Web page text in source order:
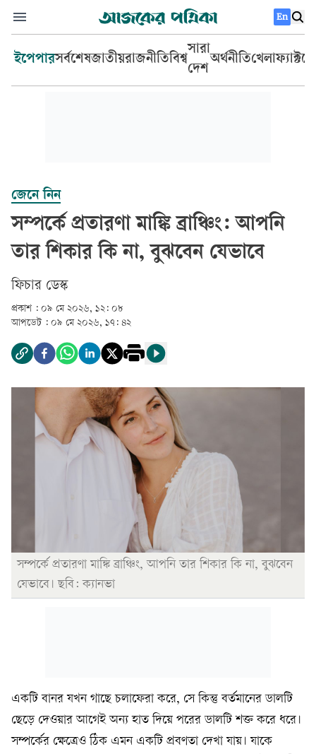
En
ইপেপারসর্বশেষজাতীয়রাজনীতিবিশ্ব
সারা
দেশ
অর্থনীতিখেলা
জেনে নিন
সম্পর্কে প্রতারণা মাঙ্কি ব্রাঞ্চিং: আপনি
তার শিকার কি না, বুঝবেন যেভাবে
ফিচার ডেস্ক
প্রকাশ : ০৯ মে ২০২৬, ১২: ০৮
আপডেট : ০৯ মে ২০২৬, ১৭: ৪২
সম্পর্কে প্রতারণা মাঙ্কি ব্রাঞ্চিং, আপনি তার শিকার কি না, বুঝবেন
যেভাবে। ছবি: ক্যানভা
একটি বানর যখন গাছে চলাফেরা করে, সে কিন্তু বর্তমানের ডালটি
ছেড়ে দেওয়ার আগেই অন্য হাত দিয়ে পরের ডালটি শক্ত করে ধরে।
সম্পর্কের ক্ষেত্রেও ঠিক এমন একটি প্রবণতা দেখা যায়। যাকে